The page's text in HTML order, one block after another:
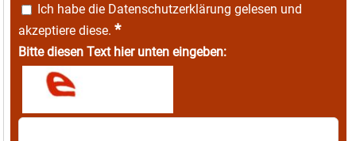
Ich habe die Datenschutzerklärung gelesen und
akzeptiere diese. *
Bitte diesen Text hier unten eingeben: